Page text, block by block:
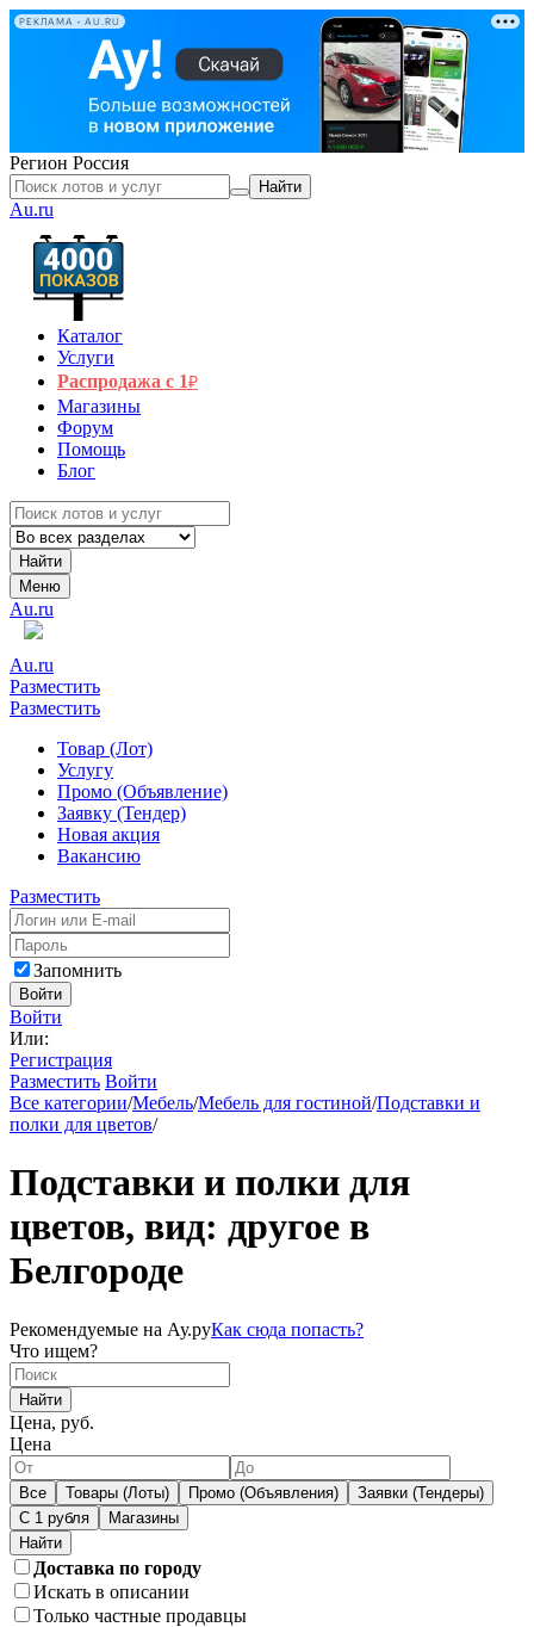
РЕКЛАМА • AU.RU
Регион Россия
Найти
Au.ru
Каталог
Услуги
Распродажа с 1₽
Магазины
Форум
Помощь
Блог
Найти
Меню
Au.ru
Au.ru
Разместить
Разместить
Товар (Лот)
Услугу
Промо (Объявление)
Заявку (Тендер)
Новая акция
Вакансию
Разместить
Запомнить
Войти
Войти
Или:
Регистрация
Разместить Войти
Все категории/Мебель/Мебель для гостиной/Подставки и
полки для цветов/
Подставки и полки для
цветов, вид: другое в
Белгороде
Рекомендуемые на Ау.руКак сюда попасть?
Что ищем?
Найти
Цена, руб.
Цена
Все Товары (Лоты) Промо (Объявления)
Заявки (Тендеры)
С 1 рубля
Магазины
Доставка по городу
Искать в описании
Только частные продавцы